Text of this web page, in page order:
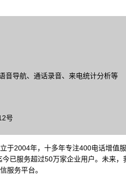
音导航、通话录音、来电统计分析等
号
于2004年，十多年专注400电话增值
已服务超过50万家企业用户。未来，
服务平台。